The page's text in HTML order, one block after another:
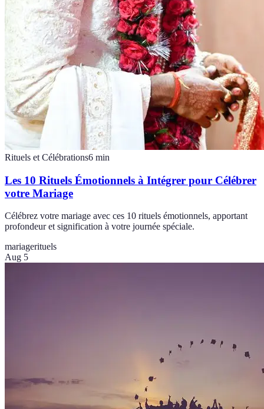
Rituels et Célébrations6 min
Les 10 Rituels Émotionnels à Intégrer pour Célébrer
votre Mariage
Célébrez votre mariage avec ces 10 rituels émotionnels, apportant
profondeur et signification à votre journée spéciale.
mariagerituels
Aug 5